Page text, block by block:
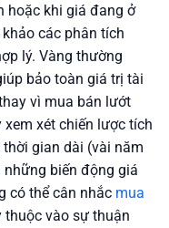
hoặc khi giá đang ở
các phân tích
lý. Vàng thường
bảo toàn giá trị tài
vì mua bán lướt
xét chiến lược tích
gian dài (vài năm
biến động giá
có thể cân nhắc mua
thuộc vào sự thuận